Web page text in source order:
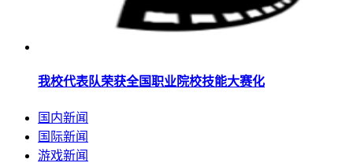
我校代表队荣获全国职业院校技能大赛化
国内新闻
国际新闻
游戏新闻